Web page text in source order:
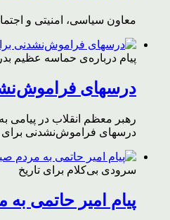
معاون سیاسی، امنیتی و
پیام درباره‌ی حماسه عظیم
درسهای
رهبر معظم انقلاب در پیامی
درسهای فراموش‌نشدنی برای
سرودی بی‌کلام برای تاریخ
پیام امیر حاتمی به